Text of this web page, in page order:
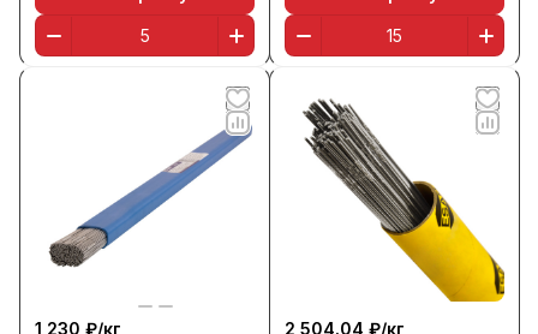
1 230 ₽/кг
2 504.04 ₽/кг